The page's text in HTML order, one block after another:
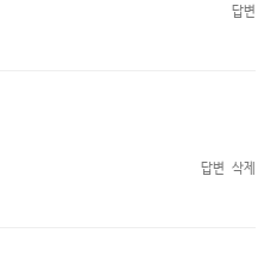
답변
답변 삭제